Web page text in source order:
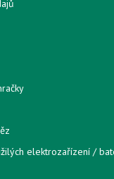
elektrozařízení /